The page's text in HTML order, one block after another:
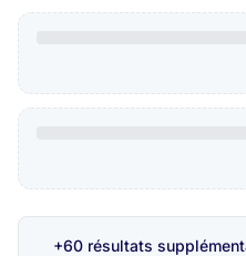
+60 résultats